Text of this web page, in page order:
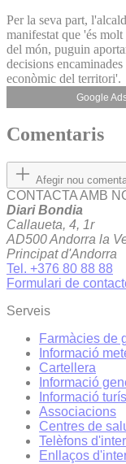
Per la seva part,
manifestat que 'és
del món, puguin
decisions
econòmic del territori'.
Google
Comentaris
Afegir nou
CONTACTA AMB
Diari Bondia
Callaueta, 4, 1r
AD500 Andorra la
Principat d'Andorra
Tel. +376 80 88 88
Formulari de
Serveis
Farmàcies de
Informació
Cartellera
Informació
Informació
Associacions
Centres de
Telèfons
Enllaços